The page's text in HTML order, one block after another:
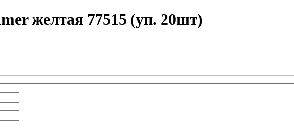
желтая 77515 (уп. 20шт)